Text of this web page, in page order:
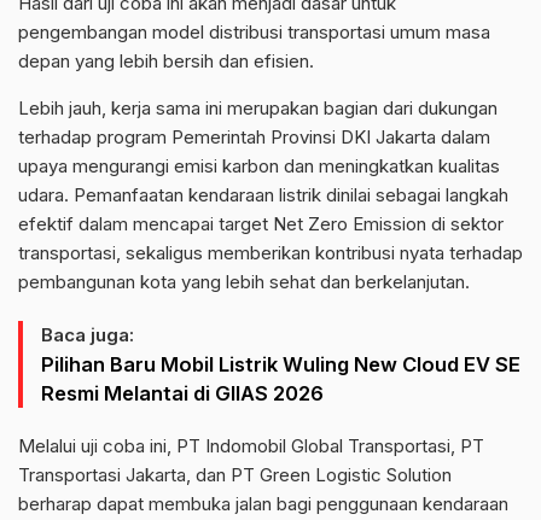
pengembangan model distribusi transportasi umum masa
depan yang lebih bersih dan efisien.
Lebih jauh, kerja sama ini merupakan bagian dari dukungan
terhadap program Pemerintah Provinsi DKI Jakarta dalam
upaya mengurangi emisi karbon dan meningkatkan kualitas
udara. Pemanfaatan kendaraan listrik dinilai sebagai langkah
efektif dalam mencapai target Net Zero Emission di sektor
transportasi, sekaligus memberikan kontribusi nyata terhadap
pembangunan kota yang lebih sehat dan berkelanjutan.
Baca juga:
Pilihan Baru Mobil Listrik Wuling New Cloud EV SE
Resmi Melantai di GIIAS 2026
Melalui uji coba ini, PT Indomobil Global Transportasi, PT
Transportasi Jakarta, dan PT Green Logistic Solution
berharap dapat membuka jalan bagi penggunaan kendaraan